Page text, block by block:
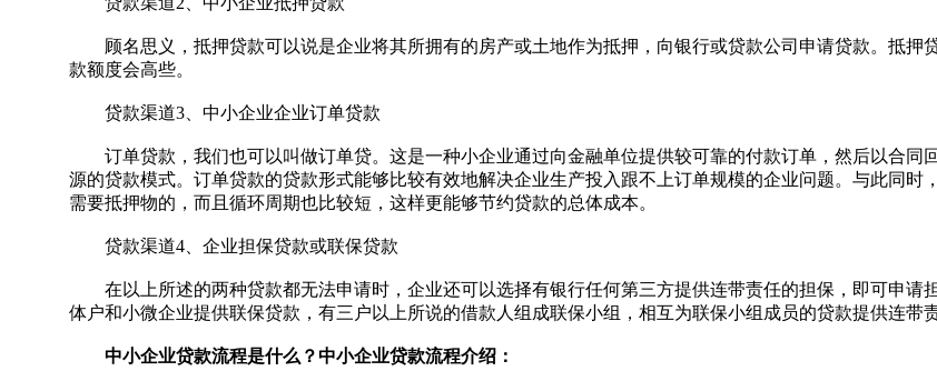
顾名思义，抵押贷款可以说是企业将其所拥有的房产或土地作为抵押，向银行或贷款公司申请贷款。抵押
款额度会高些。
贷款渠道3、中小企业企业订单贷款
订单贷款，我们也可以叫做订单贷。这是一种小企业通过向金融单位提供较可靠的付款订单，然后以合同
源的贷款模式。订单贷款的贷款形式能够比较有效地解决企业生产投入跟不上订单规模的企业问题。与此同时
需要抵押物的，而且循环周期也比较短，这样更能够节约贷款的总体成本。
贷款渠道4、企业担保贷款或联保贷款
在以上所述的两种贷款都无法申请时，企业还可以选择有银行任何第三方提供连带责任的担保，即可申请
体户和小微企业提供联保贷款，有三户以上所说的借款人组成联保小组，相互为联保小组成员的贷款提供连带
中小企业贷款流程是什么？中小企业贷款流程介绍：